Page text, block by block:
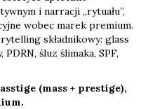
i narracji „rytuału”,
wobec marek premium.
składnikowy: glass
śluz ślimaka, SPF,
asstige (mass + prestige),